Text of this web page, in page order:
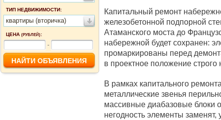
ТИП НЕДВИЖИМОСТИ:
квартиры (вторичка)
ЦЕНА (РУБЛЕЙ):
-
Капитальный ремонт
железобетонной подпорной
Атаманского моста до
набережной будет сохранен:
промаркированы перед
в проектное положение строго
В рамках капитального
металлические звенья
массивные диабазовые
негодность элементы